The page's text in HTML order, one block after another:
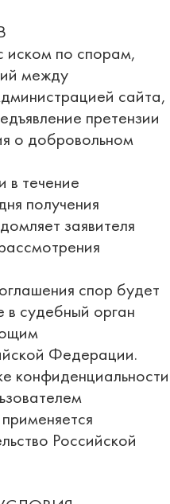
иском по спорам,
между
сайта,
претензии
о добровольном
в течение
получения
заявителя
спор будет
судебный орган
Федерации.
конфиденциальности
Российской